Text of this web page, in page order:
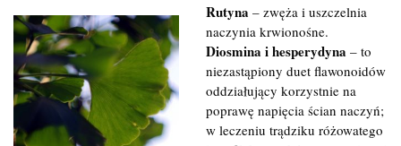
Rutyna – zwęża i uszczelnia
naczynia krwionośne.
Diosmina i hesperydyna – to
niezastąpiony duet flawonoidów
oddziałujący korzystnie na
poprawę napięcia ścian naczyń;
w leczeniu trądziku różowatego